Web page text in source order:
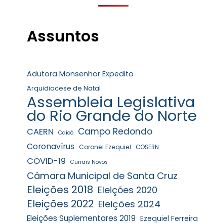
Assuntos
Adutora Monsenhor Expedito
Arquidiocese de Natal
Assembleia Legislativa
do Rio Grande do Norte
CAERN Caicó Campo Redondo
Coronavírus Coronel Ezequiel COSERN
COVID-19 Currais Novos
Câmara Municipal de Santa Cruz
Eleições 2018 Eleições 2020
Eleições 2022 Eleições 2024
Eleições Suplementares 2019 Ezequiel Ferreira